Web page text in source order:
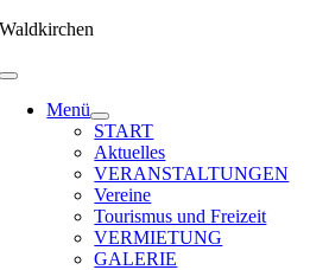
Zum
springen
Waldkirchen
Menü
START
Aktuelles
VERANSTALTUNGEN
Vereine
Tourismus und Freizeit
VERMIETUNG
GALERIE